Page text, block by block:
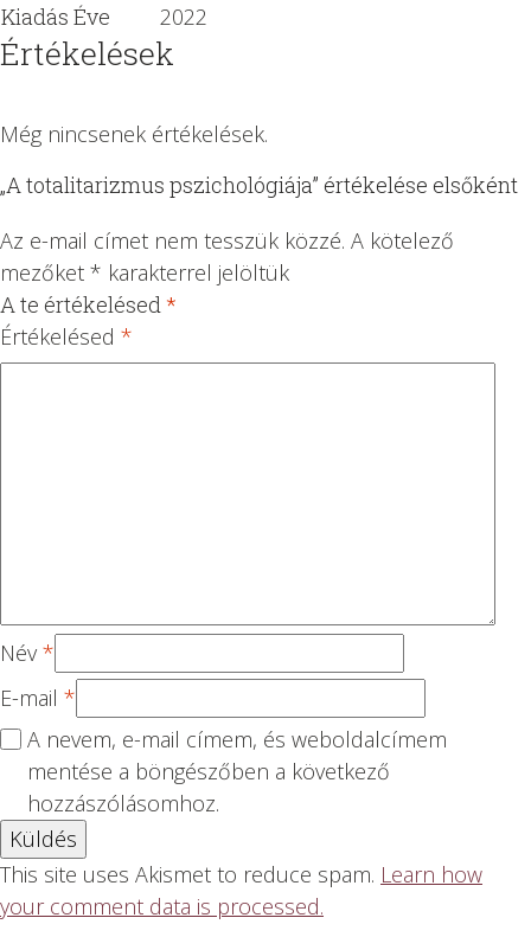
Kiadás Éve
2022
Értékelések
Még nincsenek értékelések.
„A totalitarizmus pszichológiája” értékelése elsőként
Az e-mail címet nem tesszük közzé. A kötelező
mezőket * karakterrel jelöltük
A te értékelésed *
csllallallalla
Értékelésed *
Név *
E-mail *
A nevem, e-mail címem, és weboldalcímem
mentése a böngészőben a következő
hozzászólásomhoz.
This site uses Akismet to reduce spam. Learn how
your comment data is processed.